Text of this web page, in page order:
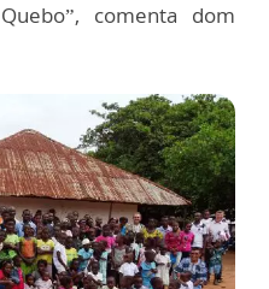
comenta dom